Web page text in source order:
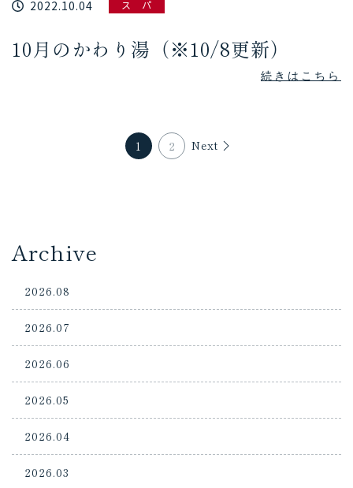
2022.10.04 ス パ
10月のかわり湯（※10/8更新）
続きはこちら
1 2 Next
Archive
2026.08
2026.07
2026.06
2026.05
2026.04
2026.03